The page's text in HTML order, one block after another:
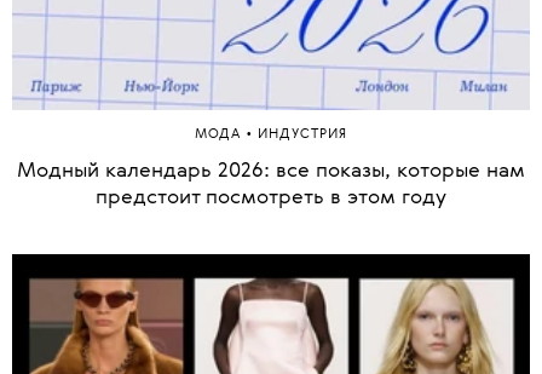
МОДА • ИНДУСТРИЯ
Модный календарь 2026: все показы, которые нам
предстоит посмотреть в этом году